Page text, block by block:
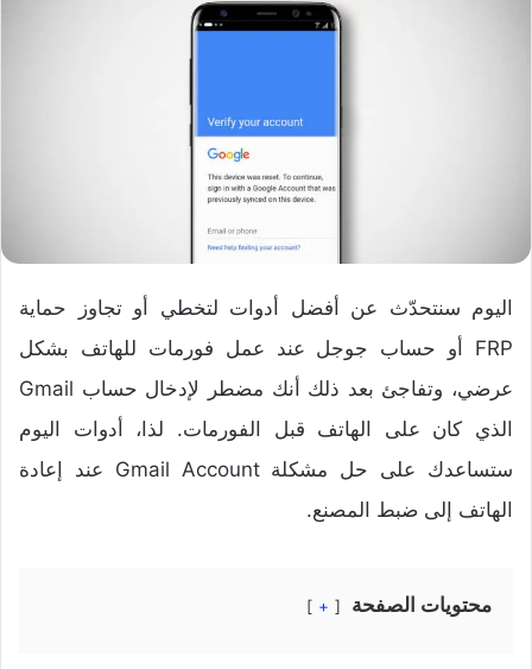
اليوم سنتحدّث عن أفضل أدوات لتخطي أو تجاوز حماية
FRP أو حساب جوجل عند عمل فورمات للهاتف بشكل
عرضي، وتفاجئ بعد ذلك أنك مضطر لإدخال حساب Gmail
الذي كان على الهاتف قبل الفورمات. لذا، أدوات اليوم
ستساعدك على حل مشكلة Gmail Account عند إعادة
الهاتف إلى ضبط المصنع.
محتويات الصفحة +